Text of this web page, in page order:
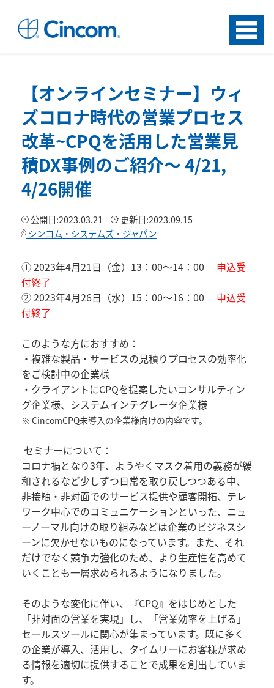
Menu
【オンラインセミナー】ウィ
ズコロナ時代の営業プロセス
改革~CPQを活用した営業見
積DX事例のご紹介～ 4/21,
4/26開催
公開日:2023.03.21 更新日:2023.09.15
シンコム・システムズ・ジャパン
① 2023年4月21日（金）13：00～14：00 申込受
付終了
② 2023年4月26日（水）15：00～16：00 申込受
付終了
このような方におすすめ：
・複雑な製品・サービスの見積りプロセスの効率化
をご検討中の企業様
・クライアントにCPQを提案したいコンサルティン
グ企業様、システムインテグレータ企業様
※ CincomCPQ未導入の企業様向けの内容です。
セミナーについて：
コロナ禍となり3年、ようやくマスク着用の義務が緩
和されるなど少しずつ日常を取り戻しつつある中、
非接触・非対面でのサービス提供や顧客開拓、テレ
ワーク中心でのコミュニケーションといった、ニュ
ーノーマル向けの取り組みなどは企業のビジネスシ
ーンに欠かせないものになっています。また、それ
だけでなく競争力強化のため、より生産性を高めて
いくことも一層求められるようになりました。
そのような変化に伴い、『CPQ』をはじめとした
「非対面の営業を実現」し、「営業効率を上げる」
セールスツールに関心が集まっています。既に多く
の企業が導入、活用し、タイムリーにお客様が求め
る情報を適切に提供することで成果を創出していま
す。